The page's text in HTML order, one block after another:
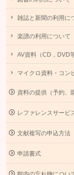
雑誌と新聞の利用に
楽譜の利用について
AV資料（CD，DVD
マイクロ資料・コン
資料の提供（予約、
レファレンスサービ
文献複写の申込方法
申請書式